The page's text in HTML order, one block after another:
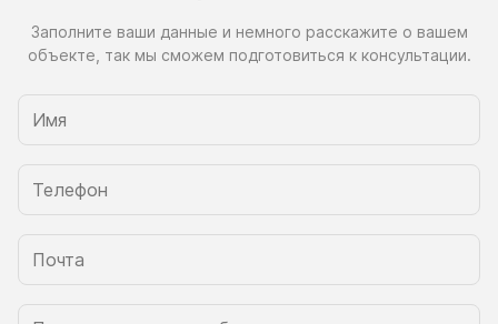
Заполните ваши данные и немного расскажите о вашем
объекте, так мы сможем подготовиться к консультации.